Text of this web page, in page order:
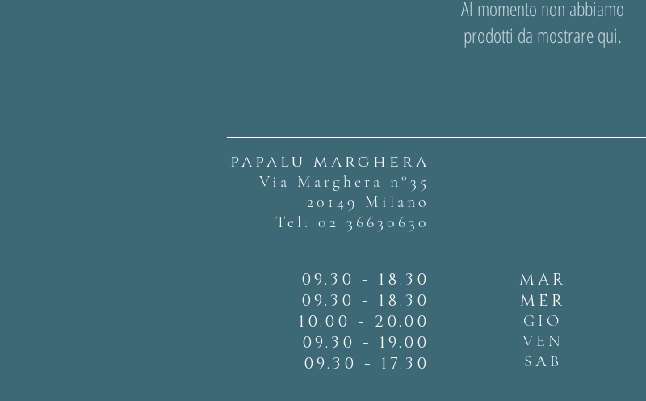
Al momento non abbiamo
prodotti da mostrare qui.
papalu marghera
Via Marghera n°35
20149 Milano
Tel: 02 36630630
09.30 - 18.30
09.30 - 18.30
10.00 - 20.00
09.30 - 19.00
09.30 - 17.30
MAR
MER
GIO
VEN
SAB